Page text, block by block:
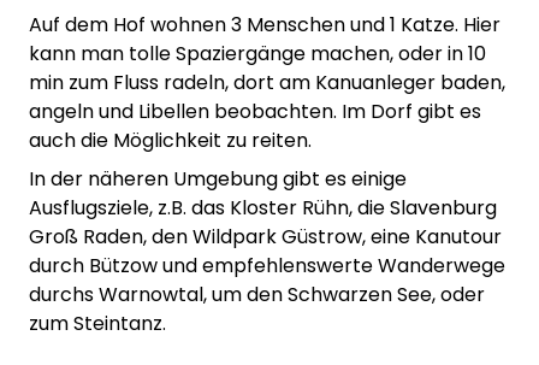
Auf dem Hof wohnen 3 Menschen und 1 Katze. Hier
kann man tolle Spaziergänge machen, oder in 10
min zum Fluss radeln, dort am Kanuanleger baden,
angeln und Libellen beobachten. Im Dorf gibt es
auch die Möglichkeit zu reiten.
In der näheren Umgebung gibt es einige
Ausflugsziele, z.B. das Kloster Rühn, die Slavenburg
Groß Raden, den Wildpark Güstrow, eine Kanutour
durch Bützow und empfehlenswerte Wanderwege
durchs Warnowtal, um den Schwarzen See, oder
zum Steintanz.